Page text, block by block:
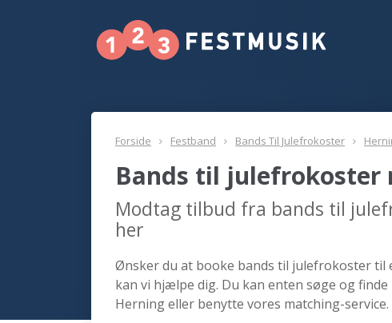
Forside Festband Bands Til Julefrokoster
Bands til
Modtag tilbud fra bands til
her
Ønsker du at booke bands til julefrokoster til
kan vi hjælpe dig. Du kan enten søge og
Herning eller benytte vores matching-service.